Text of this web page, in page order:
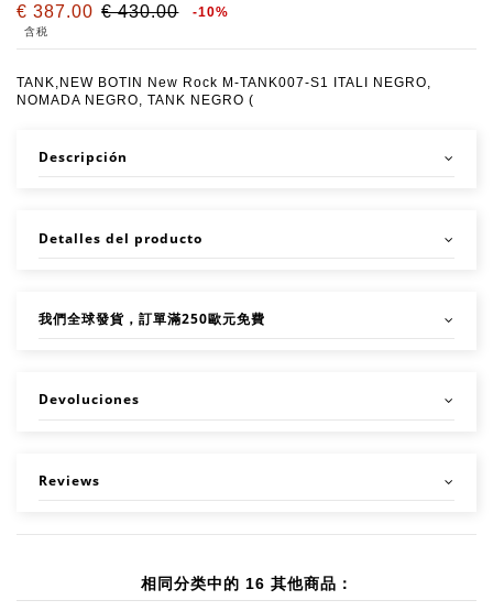
€ 387.00 € 430.00 -10%
含税
TANK,NEW BOTIN New Rock M-TANK007-S1 ITALI NEGRO,
NOMADA NEGRO, TANK NEGRO (
Descripción
Detalles del producto
我們全球發貨，訂單滿250歐元免費
Devoluciones
Reviews
相同分类中的 16 其他商品：